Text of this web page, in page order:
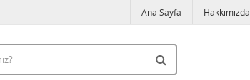
Ana Sayfa Hakkımızda